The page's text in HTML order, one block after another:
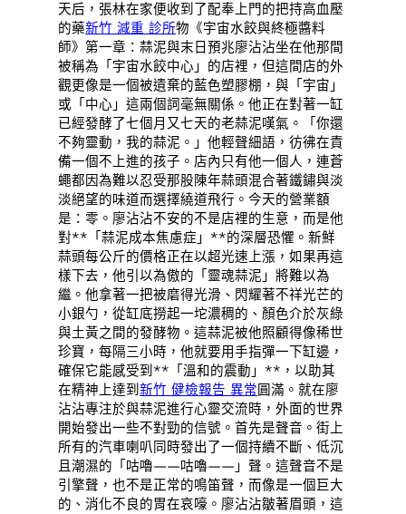
天后，張林在家便收到了配奉上門的把持高血壓
的藥新竹 減重 診所物《宇宙水餃與終極醬料
師》第一章：蒜泥與末日預兆廖沾沾坐在他那間
被稱為「宇宙水餃中心」的店裡，但這間店的外
觀更像是一個被遺棄的藍色塑膠棚，與「宇宙」
或「中心」這兩個詞毫無關係。他正在對著一缸
已經發酵了七個月又七天的老蒜泥嘆氣。「你還
不夠靈動，我的蒜泥。」他輕聲細語，彷彿在責
備一個不上進的孩子。店內只有他一個人，連蒼
蠅都因為難以忍受那股陳年蒜頭混合著鐵鏽與淡
淡絕望的味道而選擇繞道飛行。今天的營業額
是：零。廖沾沾不安的不是店裡的生意，而是他
對**「蒜泥成本焦慮症」**的深層恐懼。新鮮
蒜頭每公斤的價格正在以超光速上漲，如果再這
樣下去，他引以為傲的「靈魂蒜泥」將難以為
繼。他拿著一把被磨得光滑、閃耀著不祥光芒的
小銀勺，從缸底撈起一坨濃稠的、顏色介於灰綠
與土黃之間的發酵物。這蒜泥被他照顧得像稀世
珍寶，每隔三小時，他就要用手指彈一下缸邊，
確保它能感受到**「溫和的震動」**，以助其
在精神上達到新竹 健檢報告 異常圓滿。就在廖
沾沾專注於與蒜泥進行心靈交流時，外面的世界
開始發出一些不對勁的信號。首先是聲音。街上
所有的汽車喇叭同時發出了一個持續不斷、低沉
且潮濕的「咕嚕——咕嚕——」聲。這聲音不是
引擎聲，也不是正常的鳴笛聲，而像是一個巨大
的、消化不良的胃在哀嚎。廖沾沾皺著眉頭，這